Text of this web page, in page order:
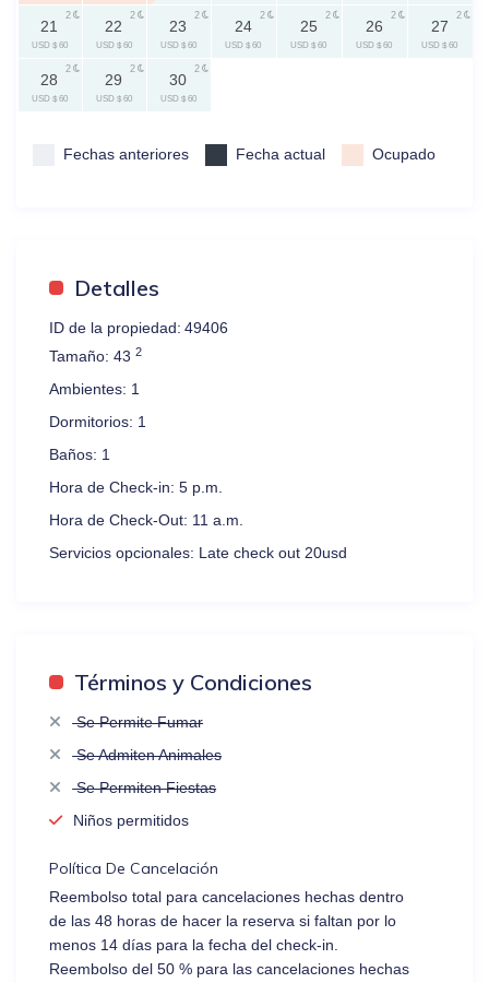
21
USD $ 60
2
22
USD $ 60
2
23
USD $ 60
2
24
USD $ 60
2
25
USD $ 60
2
26
USD $ 60
2
27
USD $ 60
2
28
USD $ 60
2
29
USD $ 60
2
30
USD $ 60
2
Fechas anteriores Fecha actual Ocupado
Detalles
ID de la propiedad: 49406
Tamaño: 432
Ambientes: 1
Dormitorios: 1
Baños: 1
Hora de Check-in: 5 p.m.
Hora de Check-Out: 11 a.m.
Servicios opcionales: Late check out 20usd
Términos y Condiciones
Se Permite Fumar
Se Admiten Animales
Se Permiten Fiestas
Niños permitidos
Política De Cancelación
Reembolso total para cancelaciones hechas dentro
de las 48 horas de hacer la reserva si faltan por lo
menos 14 días para la fecha del check-in.
Reembolso del 50 % para las cancelaciones hechas